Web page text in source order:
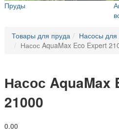
Пруды
Товары для пруда
Насосы для
Насос AquaMax Eco Expert
Насос AquaMax
21000
0.00